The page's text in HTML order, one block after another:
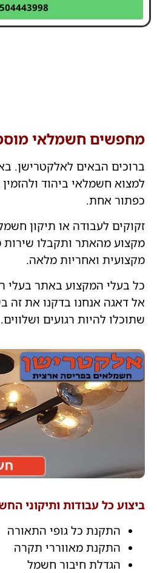
מחפשים חשמלאי
ברוכים הבאים לאלקטרישן.
למצוא חשמלאי ביהוד
כפתור אחת.
זקוקים לעבודה או תיקון
מקצוע מהאתר ותקבלו שירות
מקצועית ואחריות מלאה.
כל בעלי המקצוע באתר בעלי
אל דאגה אנחנו בדקנו את זה
שתוכלו להיות רגועים ושלווים.
ביצוע כל עבודות ותיקוני
התקנת כל גופי התאורה
התקנת מאווררי תקרה
הגדלת חיבור חשמל